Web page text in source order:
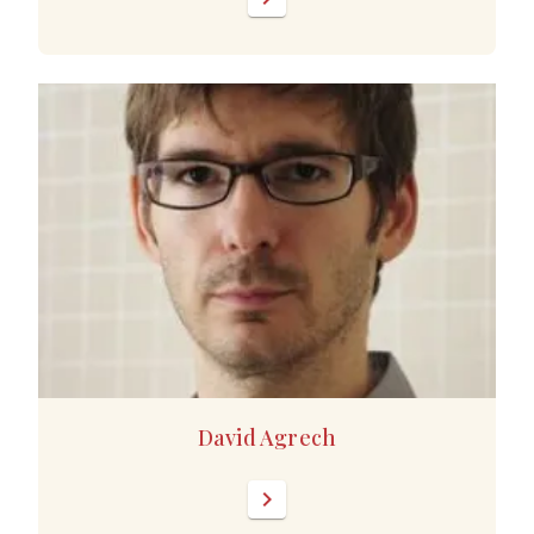
David Agrech
chevron_right